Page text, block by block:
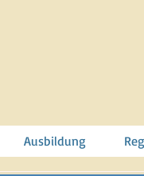
Ausbildung